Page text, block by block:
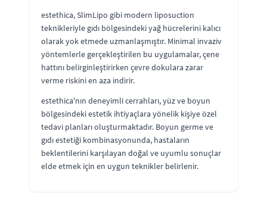
estethica, SlimLipo gibi modern liposuction
teknikleriyle gıdı bölgesindeki yağ hücrelerini kalıcı
olarak yok etmede uzmanlaşmıştır. Minimal invaziv
yöntemlerle gerçekleştirilen bu uygulamalar, çene
hattını belirginleştirirken çevre dokulara zarar
verme riskini en aza indirir.
estethica'nın deneyimli cerrahları, yüz ve boyun
bölgesindeki estetik ihtiyaçlara yönelik kişiye özel
tedavi planları oluşturmaktadır. Boyun germe ve
gıdı estetiği kombinasyonunda, hastaların
beklentilerini karşılayan doğal ve uyumlu sonuçlar
elde etmek için en uygun teknikler belirlenir.